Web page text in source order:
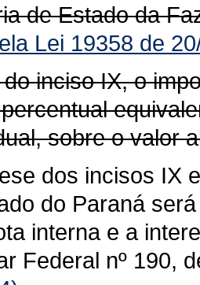
de Estado da
Lei 19358 de
inciso IX, o
sobre o valor
dos incisos IX
do Paraná
interna e a
Federal nº 190,